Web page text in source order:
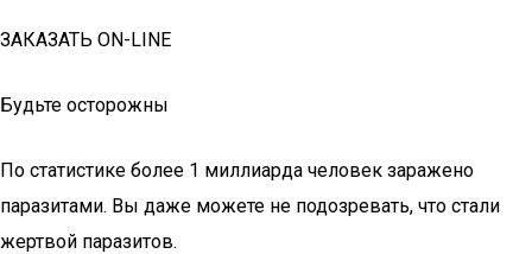
ЗАКАЗАТЬ ON-LINE
Будьте осторожны
По статистике более 1 миллиарда человек заражено
паразитами. Вы даже можете не подозревать, что стали
жертвой паразитов.